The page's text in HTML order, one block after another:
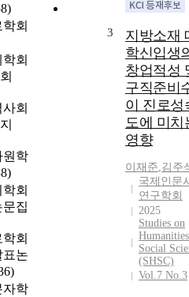
회
회
회
원학
회
집
회
표논
자학
3
지방소재
학신입생
창업적성
구직준비
이 진로성
도에 미치
영향
이재준,김주
국제인문
연구학회
2025
Studies on
Social
(SHSC)
Vol.7 No.3